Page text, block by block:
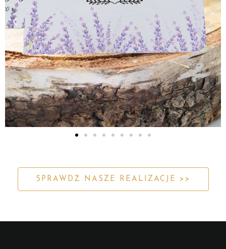
SPRAWDŹ NASZE REALIZACJE >>